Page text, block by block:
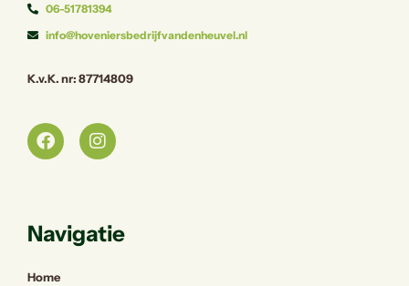
06-51781394
info@hoveniersbedrijfvandenheuvel.nl
K.v.K. nr: 87714809
Navigatie
Home